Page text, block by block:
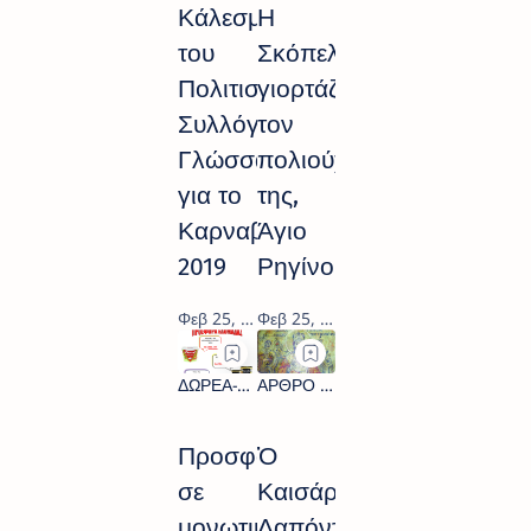
Κάλεσμα
του
Πολιτιστικού
Συλλόγου
Γλώσσας
για το
Καρναβάλι
2019
Η
Σκόπελος
γιορτάζει
τον
πολιούχο
της,
Άγιο
Ρηγίνο
Προσφορά
σε
Ὁ
Καισάριος